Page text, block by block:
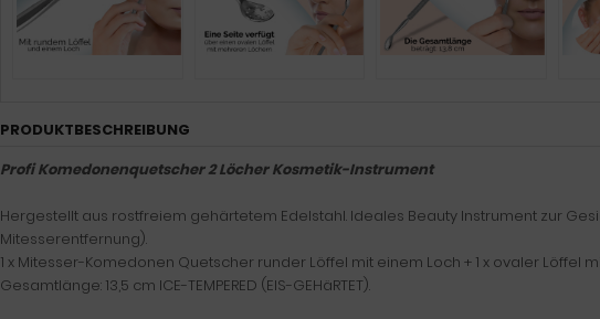
PRODUKTBESCHREIBUNG
Profi Komedonenquetscher 2 Löcher Kosmetik-Instrument
Hergestellt aus rostfreiem gehärtetem Edelstahl. Ideales Beauty Instrument zur
Mitesserentfernung).
1 x Mitesser-Komedonen Quetscher runder Löffel mit einem Loch + 1 x ovaler Löffel
Gesamtlänge: 13,5 cm ICE-TEMPERED (EIS-GEHäRTET).